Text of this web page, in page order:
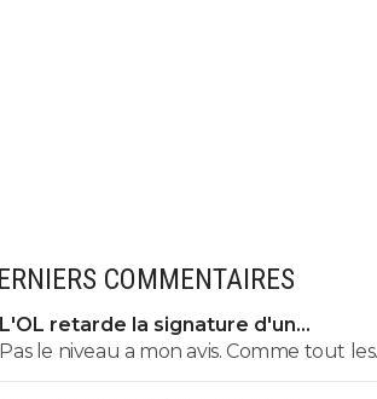
COMMENTAIRES
L'OL retarde la signature d'un
mondialiste
Pas le niveau a mon avis. Comme tout les
autres.